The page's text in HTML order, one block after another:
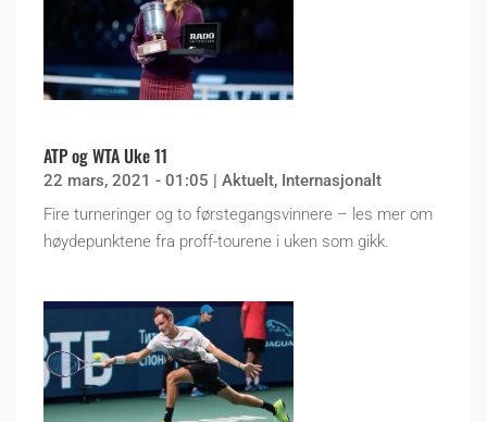
ATP og WTA Uke 11
22 mars, 2021 - 01:05 | Aktuelt, Internasjonalt
Fire turneringer og to førstegangsvinnere – les mer om
høydepunktene fra proff-tourene i uken som gikk.